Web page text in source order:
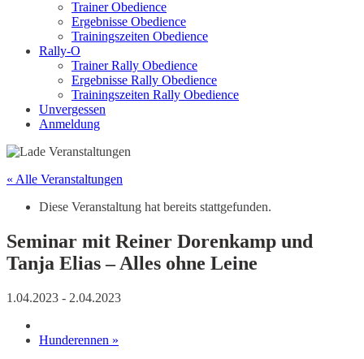
Trainer Obedience
Ergebnisse Obedience
Trainingszeiten Obedience
Rally-O
Trainer Rally Obedience
Ergebnisse Rally Obedience
Trainingszeiten Rally Obedience
Unvergessen
Anmeldung
« Alle Veranstaltungen
Diese Veranstaltung hat bereits stattgefunden.
Seminar mit Reiner Dorenkamp und
Tanja Elias – Alles ohne Leine
1.04.2023 - 2.04.2023
Hunderennen »